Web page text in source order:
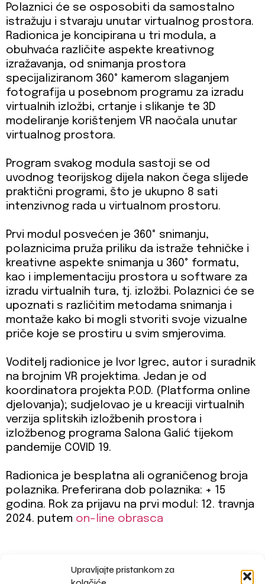
Upravljajte pristankom za
Polaznici će se osposobiti da samostalno
istražuju i stvaraju unutar virtualnog prostora.
Radionica je koncipirana u tri modula, a
obuhvaća različite aspekte kreativnog
izražavanja, od snimanja prostora
specijaliziranom 360° kamerom slaganjem
fotografija u posebnom programu za izradu
virtualnih izložbi, crtanje i slikanje te 3D
modeliranje korištenjem VR naočala unutar
virtualnog prostora.
Program svakog modula sastoji se od
uvodnog teorijskog dijela nakon čega slijede
praktični programi, što je ukupno 8 sati
intenzivnog rada u virtualnom prostoru.
Prvi modul posvećen je 360° snimanju,
polaznicima pruža priliku da istraže tehničke i
kreativne aspekte snimanja u 360° formatu,
kao i implementaciju prostora u software za
izradu virtualnih tura, tj. izložbi. Polaznici će se
upoznati s različitim metodama snimanja i
montaže kako bi mogli stvoriti svoje vizualne
priče koje se prostiru u svim smjerovima.
Voditelj radionice je Ivor Igrec, autor i suradnik
na brojnim VR projektima. Jedan je od
koordinatora projekta P.O.D. (Platforma online
djelovanja); sudjelovao je u kreaciji virtualnih
verzija splitskih izložbenih prostora i
izložbenog programa Salona Galić tijekom
pandemije COVID 19.
Radionica je besplatna ali ograničenog broja
polaznika. Preferirana dob polaznika: + 15
godina. Rok za prijavu na prvi modul: 12. travnja
2024. putem on-line obrasca